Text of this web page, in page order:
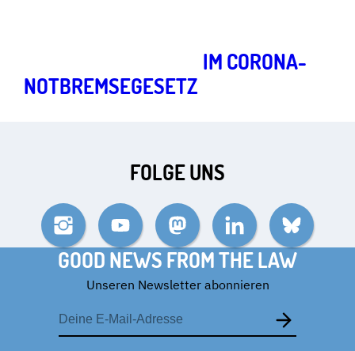
IM CORONA-
NOTBREMSE­GESETZ
FOLGE UNS
InstagramYouTube MastodonLinkedIn Bluesky
GOOD NEWS FROM THE LAW
Unseren Newsletter abonnieren
E-
Mail-
Adresse